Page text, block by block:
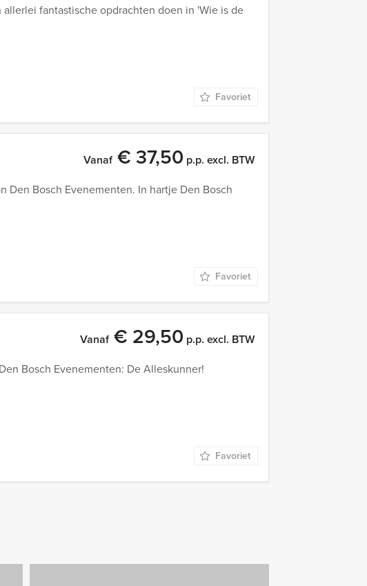
fantastische opdrachten doen in 'Wie is de
Favoriet
Vanaf€ 37,50 p.p. excl. BTW
Den Bosch Evenementen. In hartje Den Bosch
Favoriet
Vanaf€ 29,50 p.p. excl. BTW
Bosch Evenementen: De Alleskunner!
Favoriet